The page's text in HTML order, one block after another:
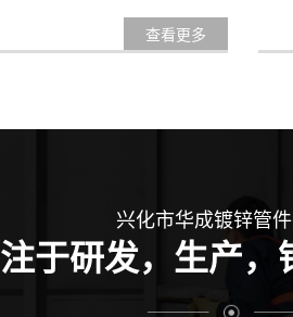
查看更多
兴化市华成镀锌管
于研发，生产